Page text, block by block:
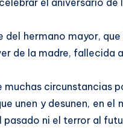
el aniversario de
hermano mayor,
de la madre, fallecida
circunstancias
unen y desunen, en
pasado ni el terror al